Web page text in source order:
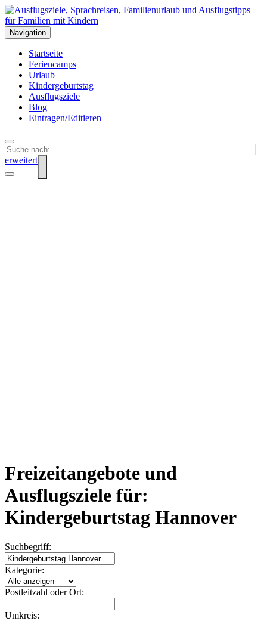
Navigation
Startseite
Feriencamps
Urlaub
Kindergeburtstag
Ausflugsziele
Blog
Eintragen/Editieren
erweitert
Freizeitangebote und
Ausflugsziele für:
Kindergeburtstag Hannover
Suchbegriff:
Kategorie:
Postleitzahl oder Ort:
Umkreis: